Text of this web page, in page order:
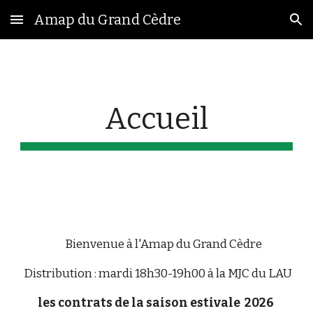
Skip to main content Skip to navigation
Amap du Grand Cèdre
Accueil
Bienvenue à l'Amap du Grand Cèdre
Distribution : mardi 18h30-19h00 à la MJC du LAU
les contrats de la saison estivale 2026